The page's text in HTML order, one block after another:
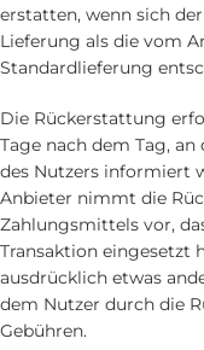
erstatten, wenn sich
Lieferung als die vom
Standardlieferung
Die Rückerstattung
Tage nach dem Tag,
des Nutzers informiert
Anbieter nimmt die
Zahlungsmittels vor,
Transaktion eingesetzt
ausdrücklich etwas
dem Nutzer durch die
Gebühren.